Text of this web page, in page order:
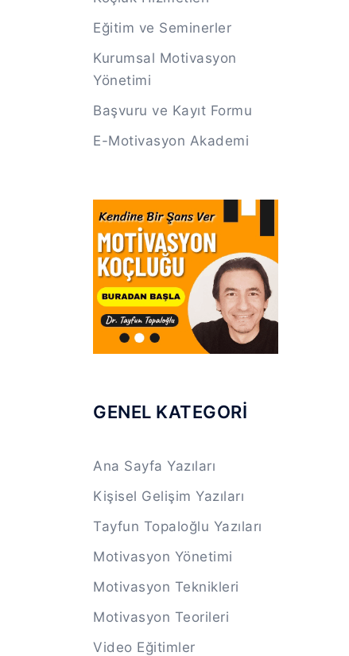
Eğitim ve Seminerler
Kurumsal Motivasyon
Yönetimi
Başvuru ve Kayıt Formu
E-Motivasyon Akademi
GENEL KATEGORİ
Ana Sayfa Yazıları
Kişisel Gelişim Yazıları
Tayfun Topaloğlu Yazıları
Motivasyon Yönetimi
Motivasyon Teknikleri
Motivasyon Teorileri
Video Eğitimler